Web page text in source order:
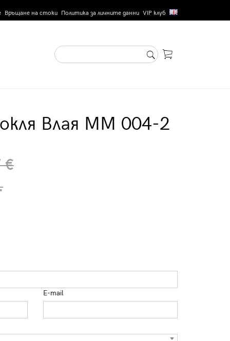
Връщане на стоки Политика за личните данни VIP клуб
Влая MM 004-2
€
E-mail